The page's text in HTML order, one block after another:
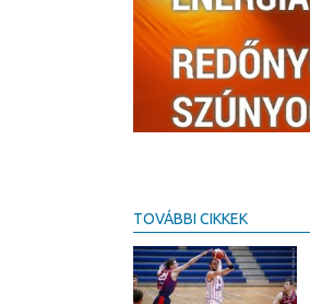
TOVÁBBI CIKKEK